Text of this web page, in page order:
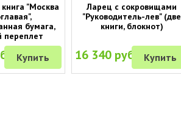
"Москва
бумага,
переплет
Купить
Ларец с сокровищами
"Руководитель-лев" (две
книги, блокнот)
16 340 руб. Купить